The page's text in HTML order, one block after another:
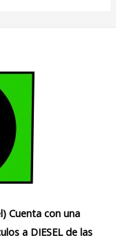
Cuenta con una
a DIESEL de las